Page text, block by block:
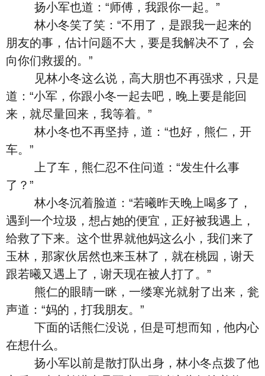
扬小军也道：“师傅，我跟你一起。”
林小冬笑了笑：“不用了，是跟我一起来的
朋友的事，估计问题不大，要是我解决不了，会
向你们救援的。”
见林小冬这么说，高大朋也不再强求，只是
道：“小军，你跟小冬一起去吧，晚上要是能回
来，就尽量回来，我等着。”
林小冬也不再坚持，道：“也好，熊仁，开
车。”
上了车，熊仁忍不住问道：“发生什么事
了？”
林小冬沉着脸道：“若曦昨天晚上喝多了，
遇到一个垃圾，想占她的便宜，正好被我遇上，
给救了下来。这个世界就他妈这么小，我们来了
玉林，那家伙居然也来玉林了，就在桃园，谢天
跟若曦又遇上了，谢天现在被人打了。”
熊仁的眼睛一眯，一缕寒光就射了出来，瓮
声道：“妈的，打我朋友。”
下面的话熊仁没说，但是可想而知，他内心
在想什么。
扬小军以前是散打队出身，林小冬点拨了他